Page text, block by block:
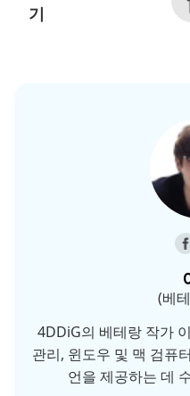
기
(베
4DDiG의 베테랑 작가
관리, 윈도우 및 맥 검퓨
언을 제공하는 데